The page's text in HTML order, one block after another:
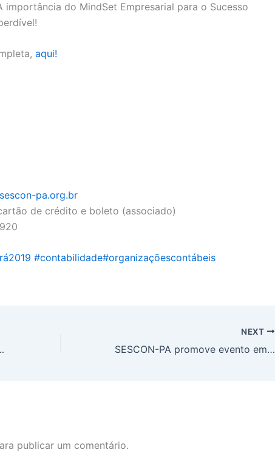
importância do MindSet Empresarial para o Sucesso
aqui!
pa.org.br
de crédito e boleto (associado)
#contabilidade#organizaçõescontábeis
SESCON-PA 2019
NEXT
SESCON-PA promove evento em parceria com a CF Contabilidade
publicar um comentário.